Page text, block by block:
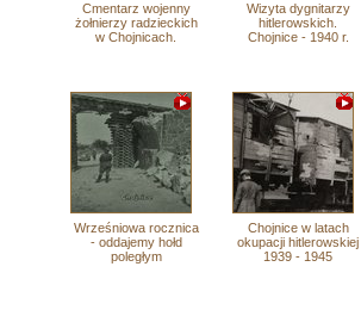
Cmentarz wojenny
żołnierzy radzieckich
w Chojnicach.
Wizyta dygnitarzy
hitlerowskich.
Chojnice - 1940 r.
Wrześniowa rocznica
- oddajemy hołd
poległym
Chojnice w latach
okupacji hitlerowskiej
1939 - 1945